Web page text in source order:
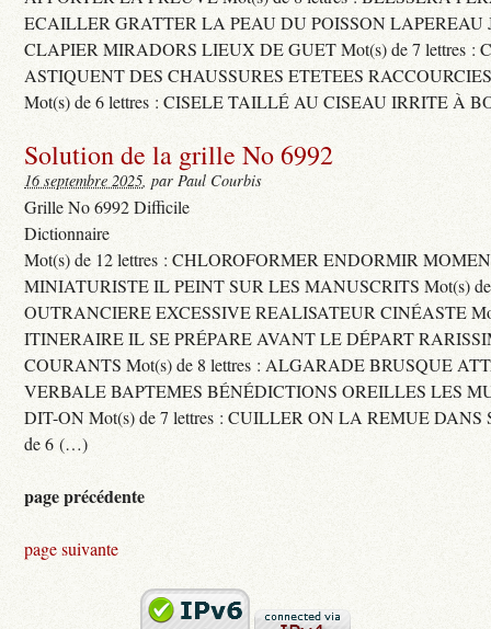
ECAILLER GRATTER LA PEAU DU POISSON LAPEREAU
CLAPIER MIRADORS LIEUX DE GUET Mot(s) de 7 lettres :
ASTIQUENT DES CHAUSSURES ETETEES
Mot(s) de 6 lettres : CISELE TAILLÉ AU CISEAU IRRITE À
Solution de la grille No 6992
16 septembre 2025, par Paul Courbis
Grille No 6992 Difficile
Dictionnaire
Mot(s) de 12 lettres : CHLOROFORMER ENDORMIR
MINIATURISTE IL PEINT SUR LES MANUSCRITS Mot(s) de
OUTRANCIERE EXCESSIVE REALISATEUR CINÉASTE
ITINERAIRE IL SE PRÉPARE AVANT LE DÉPART
COURANTS Mot(s) de 8 lettres : ALGARADE BRUSQUE
VERBALE BAPTEMES BÉNÉDICTIONS OREILLES LES
DIT-ON Mot(s) de 7 lettres : CUILLER ON LA REMUE DANS
de 6 (…)
page précédente
page suivante